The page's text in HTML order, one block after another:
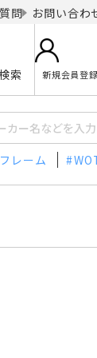
問 お問い合わ
索 新規会員登録
レーム